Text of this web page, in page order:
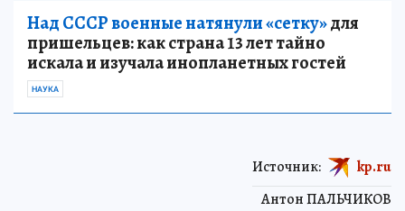
Над СССР военные натянули «сетку»для
пришельцев: как страна 13 лет тайно
искала и изучала инопланетных гостей
НАУКА
Антон ПАЛЬЧИКОВ
Источник: kp.ru